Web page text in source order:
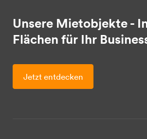
Unsere Mietobjekte -
Flächen für Ihr
Jetzt entdecken